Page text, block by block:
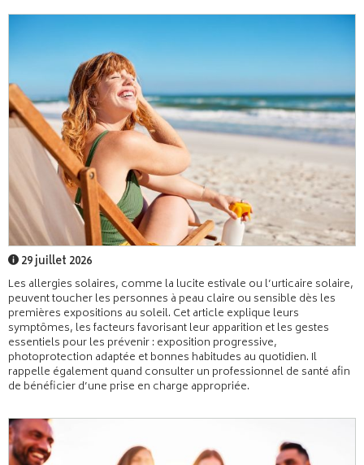
29 juillet 2026
Les allergies solaires, comme la lucite estivale ou l’urticaire solaire,
peuvent toucher les personnes à peau claire ou sensible dès les
premières expositions au soleil. Cet article explique leurs
symptômes, les facteurs favorisant leur apparition et les gestes
essentiels pour les prévenir : exposition progressive,
photoprotection adaptée et bonnes habitudes au quotidien. Il
rappelle également quand consulter un professionnel de santé afin
de bénéficier d’une prise en charge appropriée.